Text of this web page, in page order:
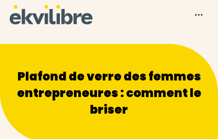
Plafond de verre des femmes
entrepreneures : comment le
briser